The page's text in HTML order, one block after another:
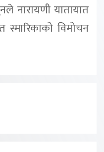
नारायणी यातायात
स्मारिकाको विमोचन